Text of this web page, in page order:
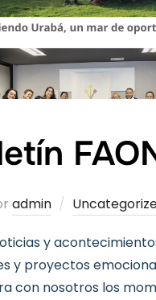
admin
y
y proyectos
con nosotros los